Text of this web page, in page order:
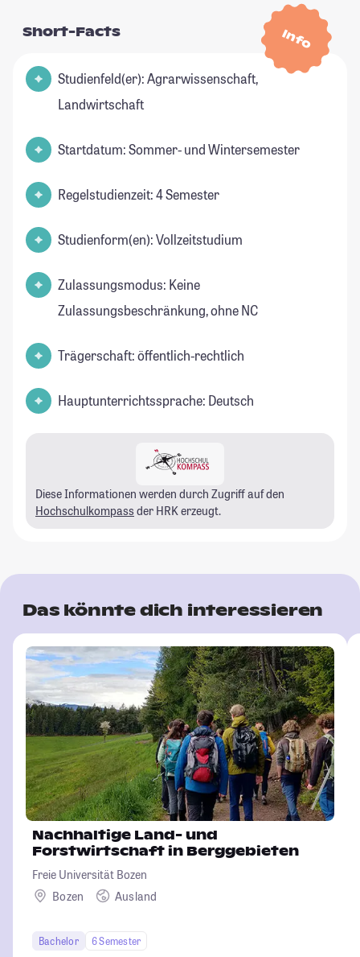
Info
Short-Facts
Studienfeld(er): Agrarwissenschaft,
Landwirtschaft
Startdatum: Sommer- und Wintersemester
Regelstudienzeit: 4 Semester
Studienform(en): Vollzeitstudium
Zulassungsmodus: Keine
Zulassungsbeschränkung, ohne NC
Trägerschaft: öffentlich-rechtlich
Hauptunterrichtssprache: Deutsch
Diese Informationen werden durch Zugriff auf den
Hochschulkompass der HRK erzeugt.
Das könnte dich interessieren
Nachhaltige Land- und
Forstwirtschaft in Berggebieten
Freie Universität Bozen
Bozen
Ausland
Bachelor
6 Semester